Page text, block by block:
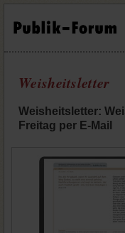
Weisheitsletter
Weisheitsletter:
Freitag per E-Mail